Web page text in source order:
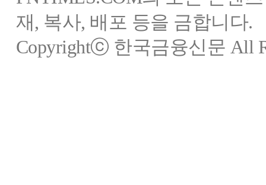
재, 복사, 배포 등을 금합니다.
Copyrightⓒ 한국금융신문 All